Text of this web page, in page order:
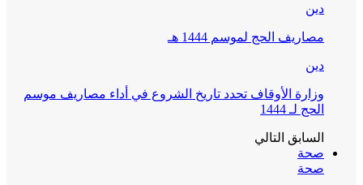
دين
مصاريف الحج لموسم 1444 هـ
دين
وزارة الأوقاف تحدد تاريخ الشروع في أداء مصاريف موسم
الحج لـ 1444
السابق التالي
صحة
صحة